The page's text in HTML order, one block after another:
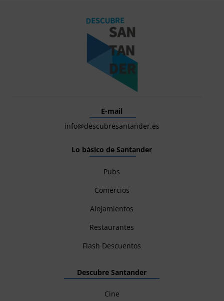
E-mail
info@descubresantander.es
Lo básico de Santander
Pubs
Comercios
Alojamientos
Restaurantes
Flash Descuentos
Descubre Santander
Cine